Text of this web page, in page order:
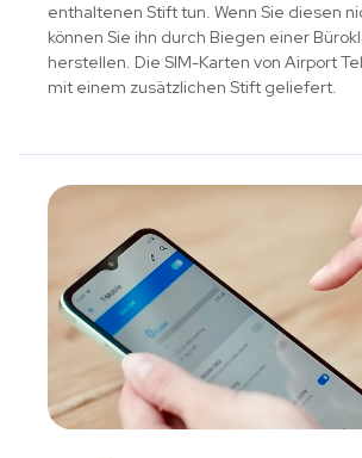
enthaltenen Stift tun. Wenn Sie diesen
können Sie ihn durch Biegen einer
herstellen. Die SIM-Karten von Airport
mit einem zusätzlichen Stift geliefert.